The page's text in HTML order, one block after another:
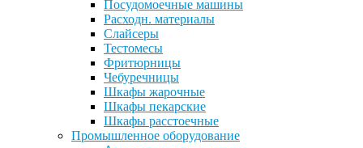
Посудомоечные машины
Расходн. материалы
Слайсеры
Тестомесы
Фритюрницы
Чебуречницы
Шкафы жарочные
Шкафы пекарские
Шкафы расстоечные
Промышленное оборудование